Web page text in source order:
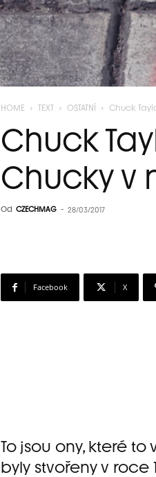
HOME TEXT OSTATNÍ Chuck
Chuck
Chucky v
Od CZECHMAG - 28/03/2017
Facebook X
To jsou ony, které to
byly stvořeny v roce